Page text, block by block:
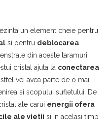
un element cheie pentru
si pentru deblocarea
din aceste taramuri
cristal ajuta la conectarea
vei avea parte de o mai
si scopului sufletului. De
ale carui energii ofera
ale vietii si in acelasi timp